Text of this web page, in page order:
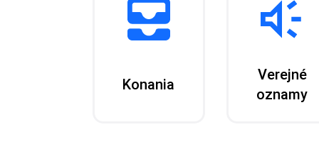
Konania
Verejné
oznamy